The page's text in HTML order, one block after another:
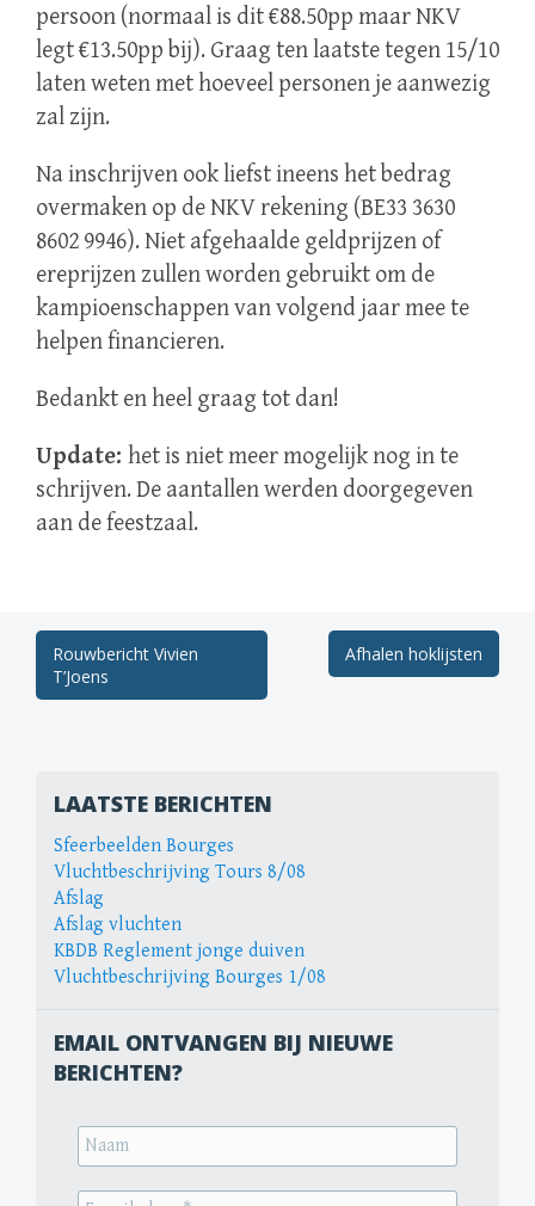
persoon (normaal is dit €88.50pp maar NKV
legt €13.50pp bij). Graag ten laatste tegen 15/10
laten weten met hoeveel personen je aanwezig
zal zijn.
Na inschrijven ook liefst ineens het bedrag
overmaken op de NKV rekening (BE33 3630
8602 9946). Niet afgehaalde geldprijzen of
ereprijzen zullen worden gebruikt om de
kampioenschappen van volgend jaar mee te
helpen financieren.
Bedankt en heel graag tot dan!
Update: het is niet meer mogelijk nog in te
schrijven. De aantallen werden doorgegeven
aan de feestzaal.
Berichtnavigatie
Rouwbericht Vivien
T’Joens
Afhalen hoklijsten
LAATSTE BERICHTEN
Sfeerbeelden Bourges
Vluchtbeschrijving Tours 8/08
Afslag
Afslag vluchten
KBDB Reglement jonge duiven
Vluchtbeschrijving Bourges 1/08
EMAIL ONTVANGEN BIJ NIEUWE
BERICHTEN?